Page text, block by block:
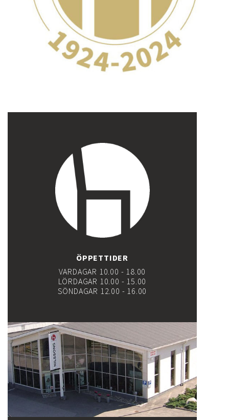
ÖPPETTIDER
VARDAGAR 10.00 - 18.00
LÖRDAGAR 10.00 - 15.00
SÖNDAGAR 12.00 - 16.00